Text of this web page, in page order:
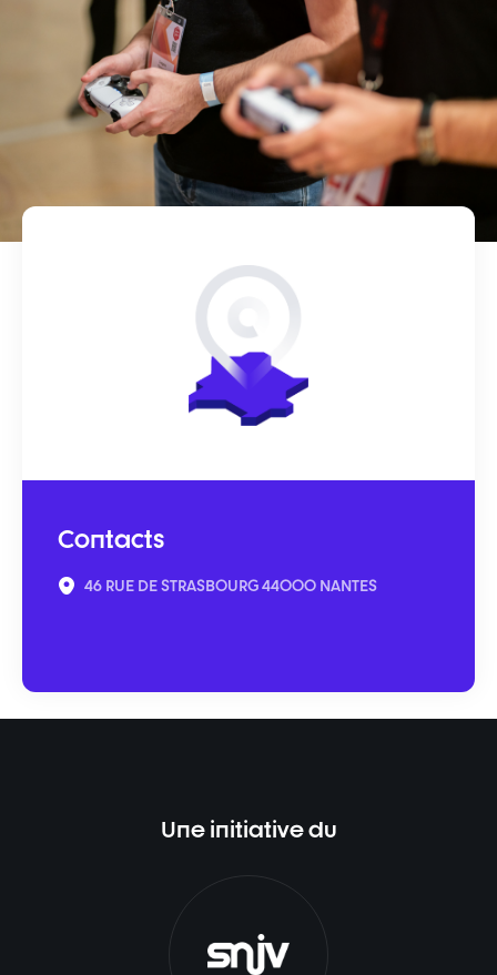
Contacts
46 RUE DE STRASBOURG 44000 NANTES
Une initiative du